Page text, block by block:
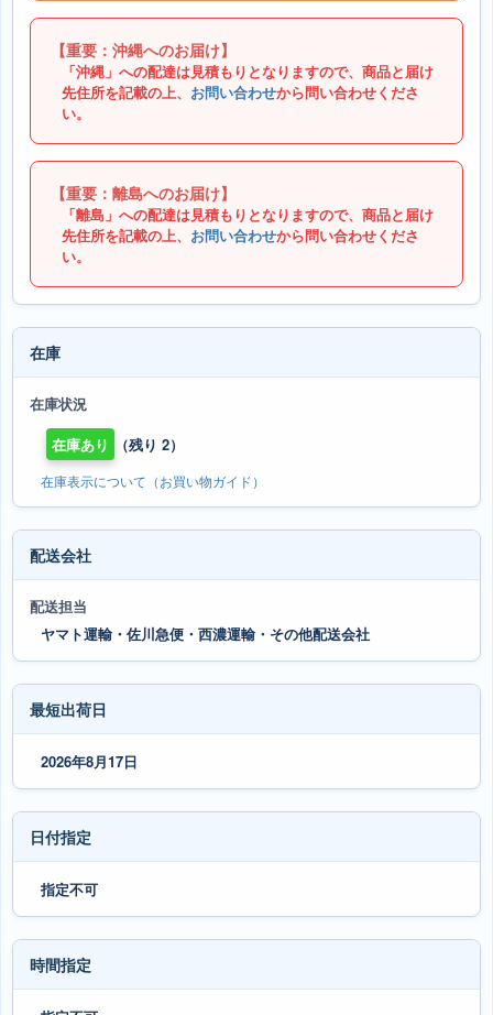
【重要：沖縄へのお届け】
「沖縄」への配達は見積もりとなりますので、商品と届け
先住所を記載の上、 お問い合わせから問い合わせくださ
い。
【重要：離島へのお届け】
「離島」への配達は見積もりとなりますので、商品と届け
先住所を記載の上、 お問い合わせから問い合わせくださ
い。
在庫
在庫状況
在庫あり
（残り 2）
在庫表示について（お買い物ガイド）
配送会社
配送担当
ヤマト運輸・佐川急便・西濃運輸・その他配送会社
最短出荷日
2026年8月17日
日付指定
指定不可
時間指定